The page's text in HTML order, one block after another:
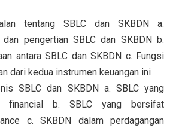
tentang SBLC dan SKBDN a.
pengertian SBLC dan SKBDN b.
antara SBLC dan SKBDN c. Fungsi
dari kedua instrumen keuangan ini
SBLC dan SKBDN a. SBLC yang
financial b. SBLC yang bersifat
c. SKBDN dalam perdagangan